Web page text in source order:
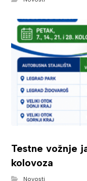
Testne vožnje
kolovoza
Novosti